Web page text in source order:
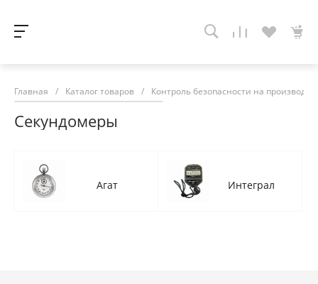
Главная / Каталог товаров / Контроль безопасности на
Секундомеры
Агат Интеграл